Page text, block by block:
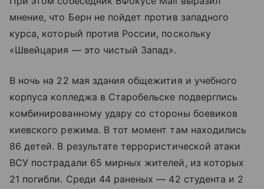
мнение, что Берн не пойдет против западного
курса, который против России, поскольку
«Швейцария — это чистый Запад».
В ночь на 22 мая здания общежития и учебного
корпуса колледжа в Старобельске подверглись
комбинированному удару со стороны боевиков
киевского режима. В тот момент там находились
86 детей. В результате террористической атаки
ВСУ пострадали 65 мирных жителей, из которых
21 погибли. Среди 44 раненых — 42 студента и 2